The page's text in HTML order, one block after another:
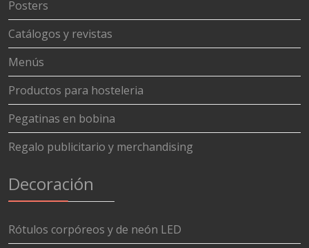
Posters
Catálogos y revistas
Menús
Productos para hosteleria
Pegatinas en bobina
Regalo publicitario y merchandising
Decoración
Rótulos corpóreos y de neón LED